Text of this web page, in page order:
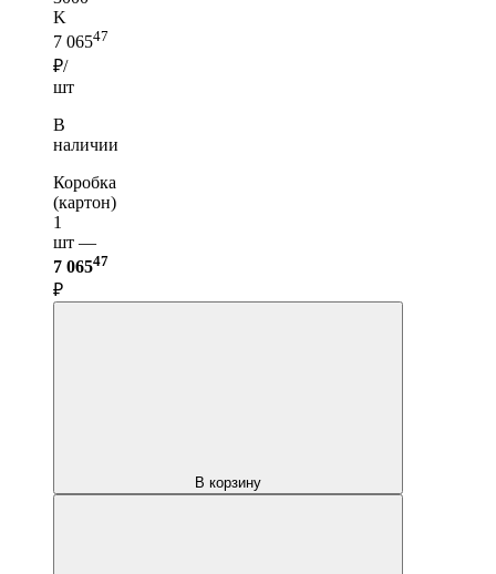
K
7 06547
₽/
шт
В
наличии
Коробка
(картон)
1
шт —
7 06547
₽
В корзину